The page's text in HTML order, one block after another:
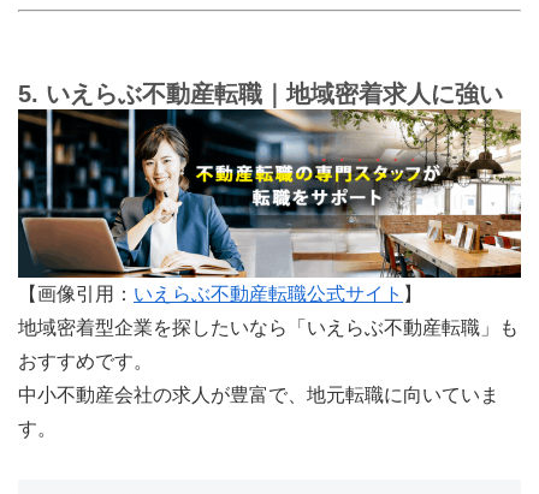
5. いえらぶ不動産転職｜地域密着求人に強い
【画像引用： いえらぶ不動産転職公式サイト 】
地域密着型企業を探したいなら「いえらぶ不動産転職」も
おすすめです。
中小不動産会社の求人が豊富で、地元転職に向いていま
す。